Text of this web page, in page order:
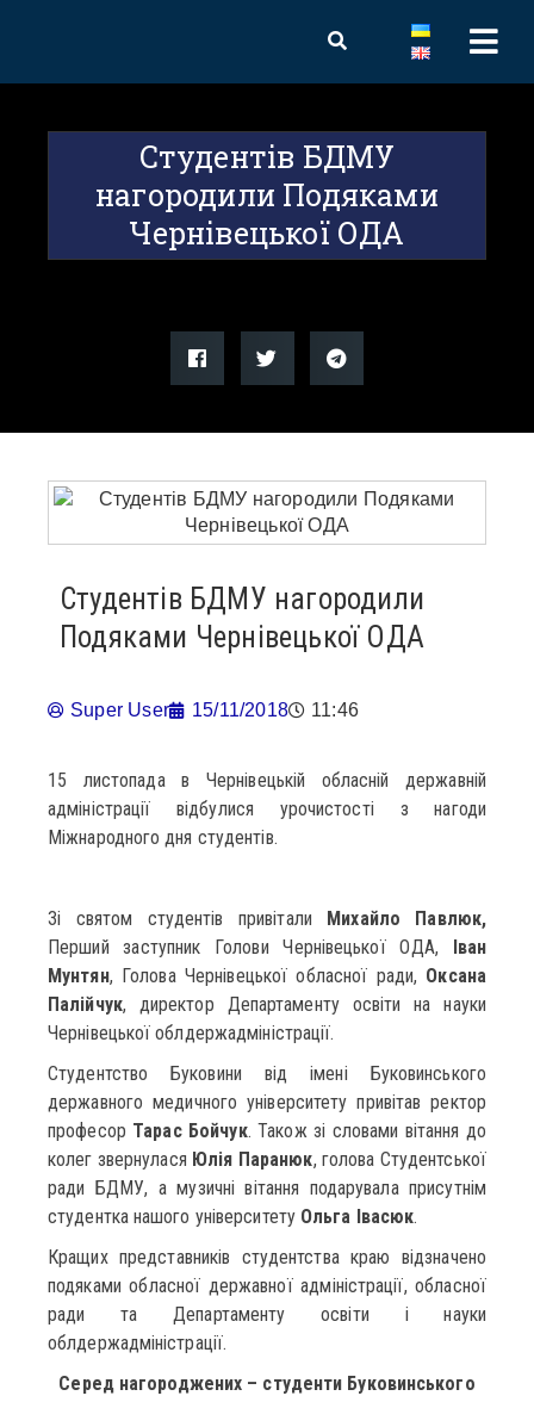
Студентів БДМУ
нагородили Подяками
Чернівецької ОДА
Студентів БДМУ нагородили
Подяками Чернівецької ОДА
Super User 15/11/2018 11:46
15 листопада в Чернівецькій обласній державній
адміністрації відбулися урочистості з нагоди
Міжнародного дня студентів.
Зі святом студентів привітали Михайло Павлюк,
Перший заступник Голови Чернівецької ОДА, Іван
Мунтян, Голова Чернівецької обласної ради, Оксана
Палійчук, директор Департаменту освіти на науки
Чернівецької облдержадміністрації.
Студентство Буковини від імені Буковинського
державного медичного університету привітав ректор
професор Тарас Бойчук. Також зі словами вітання до
колег звернулася Юлія Паранюк, голова Студентської
ради БДМУ, а музичні вітання подарувала присутнім
студентка нашого університету Ольга Івасюк.
Кращих представників студентства краю відзначено
подяками обласної державної адміністрації, обласної
ради та Департаменту освіти і науки
облдержадміністрації.
Серед нагороджених – студенти Буковинського